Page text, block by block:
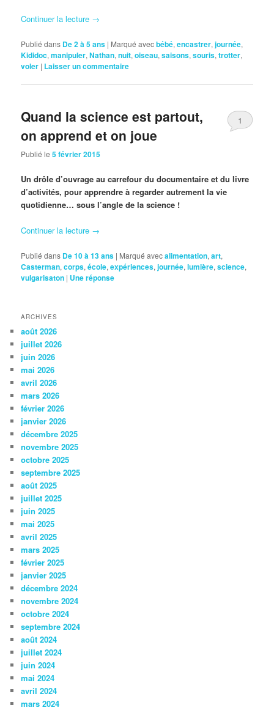
Continuer la lecture →
Publié dans De 2 à 5 ans | Marqué avecbébé,encastrer,journée,
Kididoc,manipuler,Nathan,nuit,oiseau,saisons,souris,trotter,
voler | Laisser un commentaire
Quand la science est partout,
on apprend et on joue
Publié le5 février 2015
1
Un drôle d’ouvrage au carrefour du documentaire et du livre
d’activités, pour apprendre à regarder autrement la vie
quotidienne… sous l’angle de la science !
Continuer la lecture →
Publié dans De 10 à 13 ans | Marqué avecalimentation,art,
Casterman,corps,école,expériences,journée,lumière,science,
vulgarisaton | Uneréponse
ARCHIVES
août 2026
juillet 2026
juin 2026
mai 2026
avril 2026
mars 2026
février 2026
janvier 2026
décembre 2025
novembre 2025
octobre 2025
septembre 2025
août 2025
juillet 2025
juin 2025
mai 2025
avril 2025
mars 2025
février 2025
janvier 2025
décembre 2024
novembre 2024
octobre 2024
septembre 2024
août 2024
juillet 2024
juin 2024
mai 2024
avril 2024
mars 2024